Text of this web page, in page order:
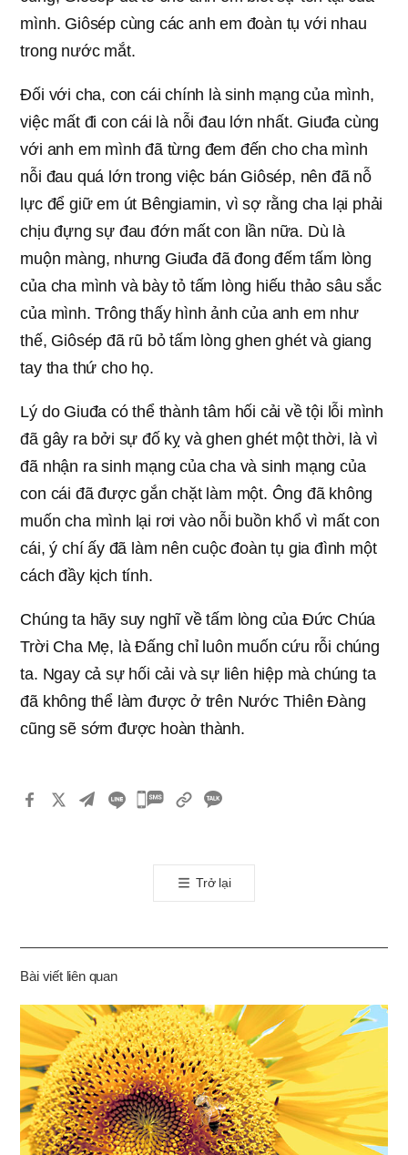
mình. Giôsép cùng các anh em đoàn tụ với nhau
trong nước mắt.
Đối với cha, con cái chính là sinh mạng của mình,
việc mất đi con cái là nỗi đau lớn nhất. Giuđa cùng
với anh em mình đã từng đem đến cho cha mình
nỗi đau quá lớn trong việc bán Giôsép, nên đã nỗ
lực để giữ em út Bêngiamin, vì sợ rằng cha lại phải
chịu đựng sự đau đớn mất con lần nữa. Dù là
muộn màng, nhưng Giuđa đã đong đếm tấm lòng
của cha mình và bày tỏ tấm lòng hiếu thảo sâu sắc
của mình. Trông thấy hình ảnh của anh em như
thế, Giôsép đã rũ bỏ tấm lòng ghen ghét và giang
tay tha thứ cho họ.
Lý do Giuđa có thể thành tâm hối cải về tội lỗi mình
đã gây ra bởi sự đố kỵ và ghen ghét một thời, là vì
đã nhận ra sinh mạng của cha và sinh mạng của
con cái đã được gắn chặt làm một. Ông đã không
muốn cha mình lại rơi vào nỗi buồn khổ vì mất con
cái, ý chí ấy đã làm nên cuộc đoàn tụ gia đình một
cách đầy kịch tính.
Chúng ta hãy suy nghĩ về tấm lòng của Đức Chúa
Trời Cha Mẹ, là Đấng chỉ luôn muốn cứu rỗi chúng
ta. Ngay cả sự hối cải và sự liên hiệp mà chúng ta
đã không thể làm được ở trên Nước Thiên Đàng
cũng sẽ sớm được hoàn thành.
카
톡
공
기
Trở lại
Bài viết liên quan